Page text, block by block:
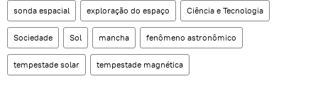
sonda espacial exploração do espaço Ciência e Tecnologia
Sociedade Sol mancha fenômeno astronômico
tempestade solar tempestade magnética